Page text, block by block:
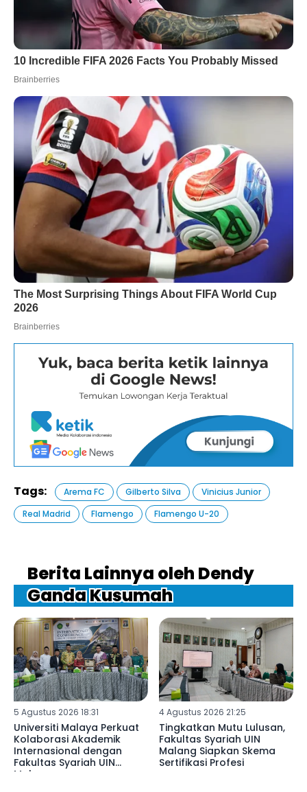
Tags: Arema FC Gilberto Silva
Vinicius Junior
Real Madrid
Flamengo Flamengo U-20
Berita Lainnya oleh Dendy
Ganda Kusumah
5 Agustus 2026 18:31
Universiti Malaya Perkuat
Kolaborasi Akademik
Internasional dengan
Fakultas Syariah UIN
Malang
4 Agustus 2026 21:25
Tingkatkan Mutu Lulusan,
Fakultas Syariah UIN
Malang Siapkan Skema
Sertifikasi Profesi